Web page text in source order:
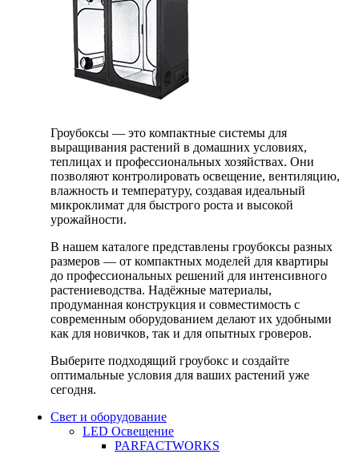
Гроубоксы — это компактные системы для
выращивания растений в домашних условиях,
теплицах и профессиональных хозяйствах. Они
позволяют контролировать освещение, вентиляцию,
влажность и температуру, создавая идеальный
микроклимат для быстрого роста и высокой
урожайности.
В нашем каталоге представлены гроубоксы разных
размеров — от компактных моделей для квартиры
до профессиональных решений для интенсивного
растениеводства. Надёжные материалы,
продуманная конструкция и совместимость с
современным оборудованием делают их удобными
как для новичков, так и для опытных гроверов.
Выберите подходящий гроубокс и создайте
оптимальные условия для ваших растений уже
сегодня.
Свет и оборудование
LED Освещение
PARFACTWORKS